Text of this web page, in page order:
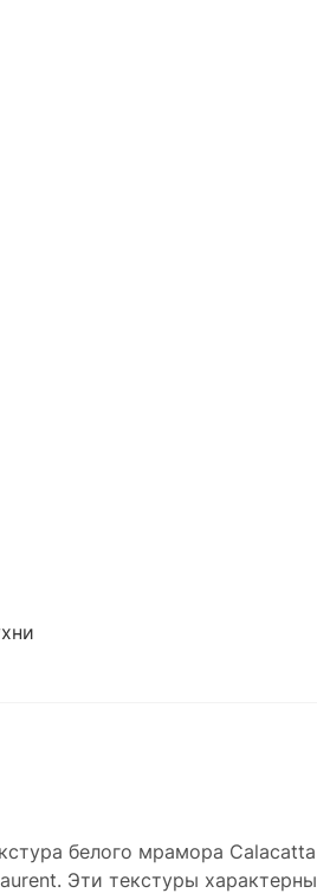
белого мрамора Calacatta
Эти текстуры характерны